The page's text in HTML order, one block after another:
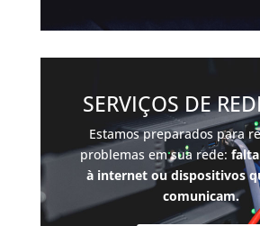
SERVIÇOS DE
Estamos preparados para
problemas em sua rede:
à internet ou dispositivos
comunicam.